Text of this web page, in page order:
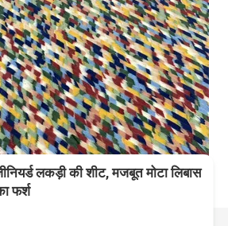
लकड़ी की शीट, मजबूत मोटा लिबास
फर्श